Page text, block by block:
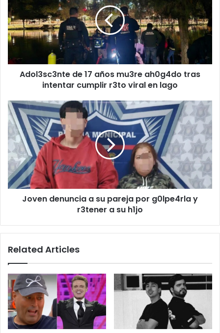
años
mu3re
ah0g4do
tras
cumplir
lago
Adol3sc3nte de 17 años mu3re ah0g4do tras
intentar cumplir r3to viral en lago
Joven
denuncia
a
su
pareja
por
g0lpe4rla
y
r3tener
Joven denuncia a su pareja por g0lpe4rla y
r3tener a su h1jo
Related Articles